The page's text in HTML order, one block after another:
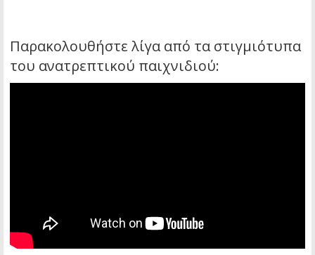
Παρακολουθήστε λίγα από τα στιγμιότυπα
του ανατρεπτικού παιχνιδιού: